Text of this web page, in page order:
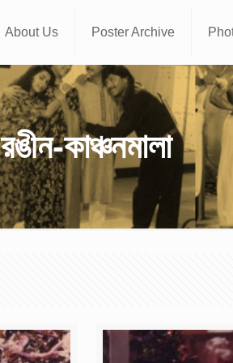
About Us Poster Archive
রঙীন-কাঞ্চনমালা